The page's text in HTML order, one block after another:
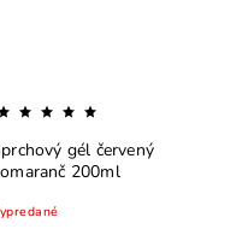
gél červený
200ml